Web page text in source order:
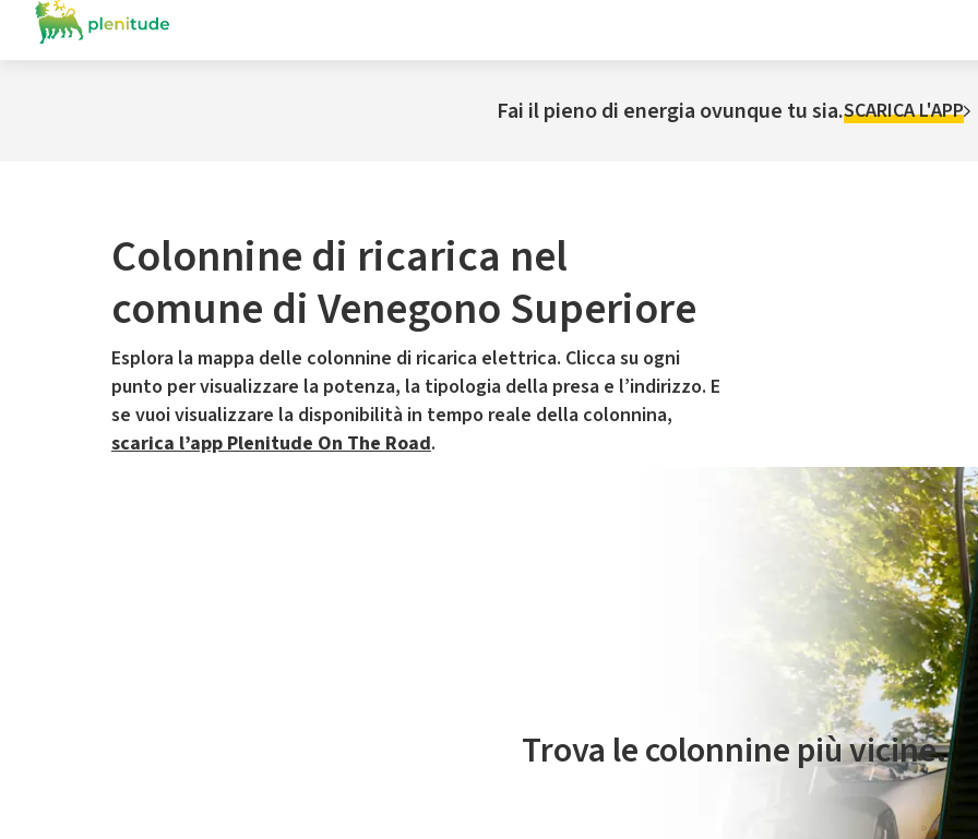
Fai il pieno di energia ovunque tu sia.SCARICA L'APP
Colonnine di ricarica nel
comune di Venegono Superiore
Esplora la mappa delle colonnine di ricarica elettrica. Clicca su ogni
punto per visualizzare la potenza, la tipologia della presa e l’indirizzo. E
se vuoi visualizzare la disponibilità in tempo reale della colonnina,
scarica l’app Plenitude On The Road.
Il servizio di mobilità elettrica è gestito da Plenitude On The Road
Trova le colonnine più vicine.